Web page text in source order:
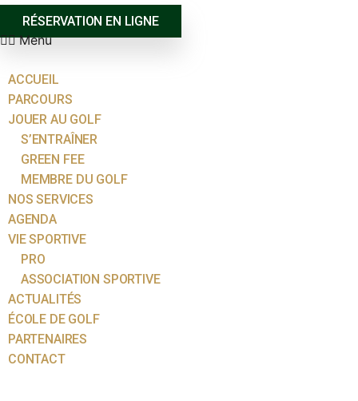
RÉSERVATION EN LIGNE
Menu
ACCUEIL
PARCOURS
JOUER AU GOLF
S’ENTRAÎNER
GREEN FEE
MEMBRE DU GOLF
NOS SERVICES
AGENDA
VIE SPORTIVE
PRO
ASSOCIATION SPORTIVE
ACTUALITÉS
ÉCOLE DE GOLF
PARTENAIRES
CONTACT